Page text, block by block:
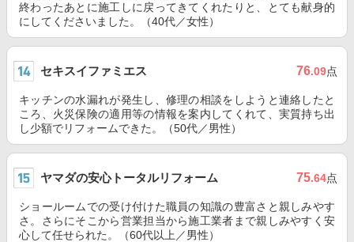
終わったあとに施工しに戻ってきてくれたりと、とても献身的
にしてくださいました。（40代／女性）
セキスイファミエス 76.09点
キッチンの水漏れが発生し、修理の相談をしようと連絡したと
ころ、火災保険の適用等の情報を案内してくれて、実質持ち出
し少額でリフォームできた。（50代／男性）
ヤマダの安心トータルリフォーム 75.64点
ショールームでの受け付けた職員の知識の豊富さと親しみやす
さ。さらにそこから営業担当から施工業者まで親しみやすく安
心して任せられた。（60代以上／男性）